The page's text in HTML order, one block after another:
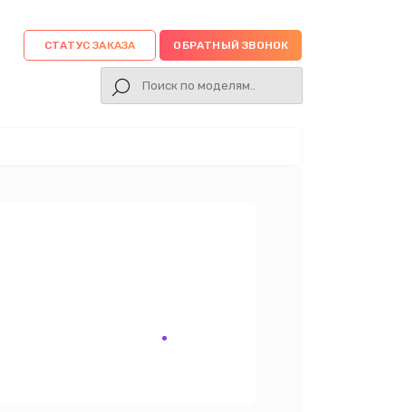
СТАТУС ЗАКАЗА ОБРАТНЫЙ ЗВОНОК